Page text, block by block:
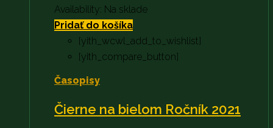
Availability: Na sklade
Pridať do košíka
[yith_wcwl_add_to_wishlist]
[yith_compare_button]
Časopisy
Čierne na bielom Ročník 2021